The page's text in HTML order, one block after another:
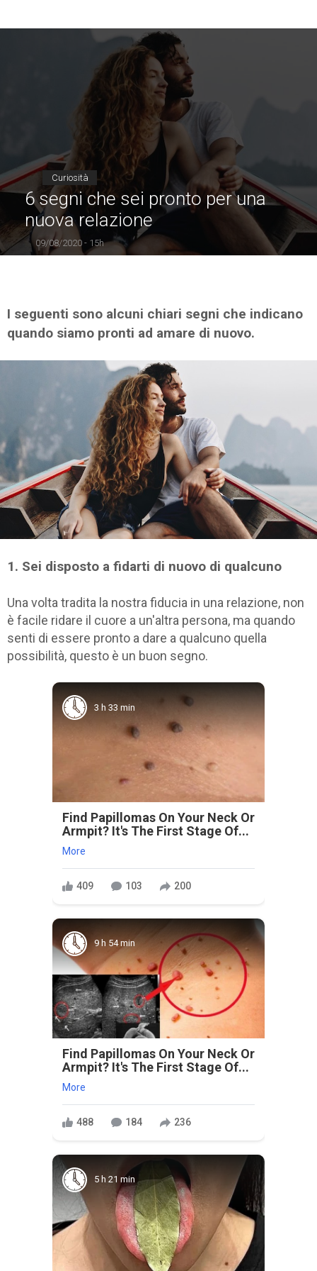
Curiosità
6 segni che sei pronto per una
nuova relazione
09/08/2020 - 15h
I seguenti sono alcuni chiari segni che indicano
quando siamo pronti ad amare di nuovo.
1. Sei disposto a fidarti di nuovo di qualcuno
Una volta tradita la nostra fiducia in una relazione, non
è facile ridare il cuore a un'altra persona, ma quando
senti di essere pronto a dare a qualcuno quella
possibilità, questo è un buon segno.
3 h 33 min
Find Papillomas On Your Neck Or
Armpit? It's The First Stage Of...
More
409 103 200
9 h 54 min
Find Papillomas On Your Neck Or
Armpit? It's The First Stage Of...
More
488 184 236
5 h 21 min